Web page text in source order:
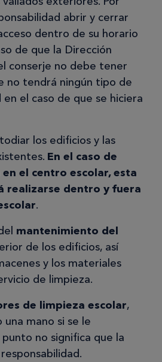
abrir y cerrar
dentro de su horario
de que la Dirección
conserje no debe tener
no tendrá ningún tipo de
en el caso de que se hiciera
los edificios y las
En el caso de
el centro escolar, esta
realizarse dentro y fuera
.
mantenimiento del
de los edificios, así
y los materiales
de limpieza.
de limpieza escolar,
una mano si se le
no significa que la